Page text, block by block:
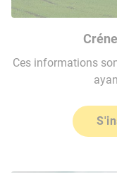
Ces informations